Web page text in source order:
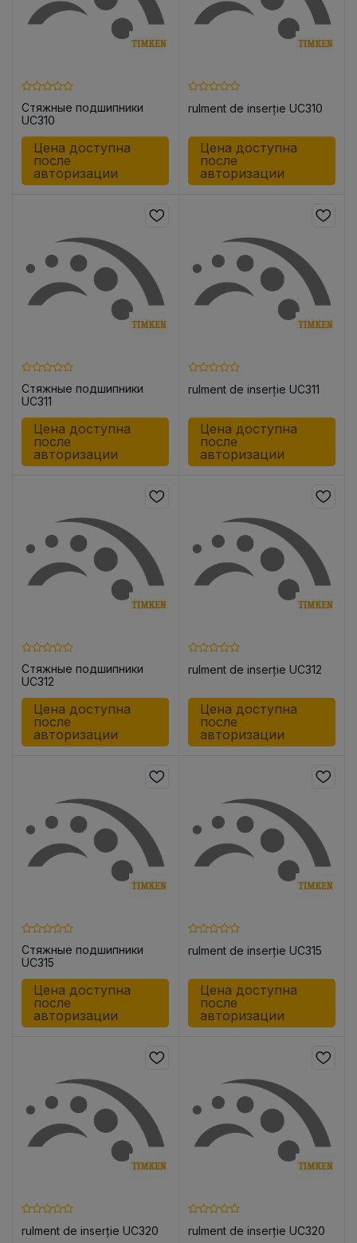
Стяжные подшипники
UC310
Цена доступна
после
авторизации
rulment de inserție UC310
Цена доступна
после
авторизации
Стяжные подшипники
UC311
Цена доступна
после
авторизации
rulment de inserție UC311
Цена доступна
после
авторизации
Стяжные подшипники
UC312
Цена доступна
после
авторизации
rulment de inserție UC312
Цена доступна
после
авторизации
Стяжные подшипники
UC315
Цена доступна
после
авторизации
rulment de inserție UC315
Цена доступна
после
авторизации
rulment de inserție UC320 rulment de inserție UC320